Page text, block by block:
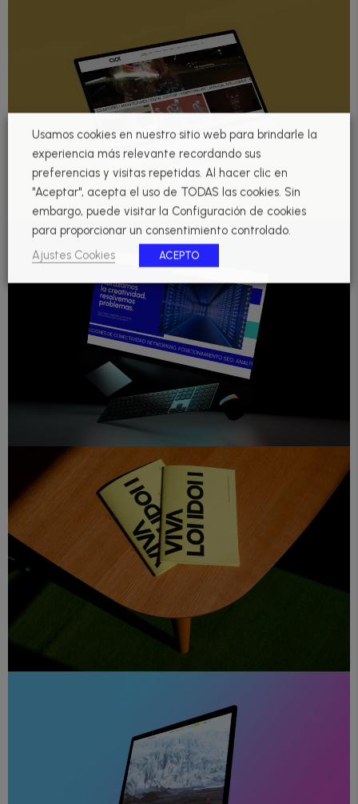
Usamos cookies en nuestro sitio web para brindarle la
experiencia más relevante recordando sus
preferencias y visitas repetidas. Al hacer clic en
"Aceptar", acepta el uso de TODAS las cookies. Sin
embargo, puede visitar la Configuración de cookies
para proporcionar un consentimiento controlado.
Ajustes Cookies
ACEPTO